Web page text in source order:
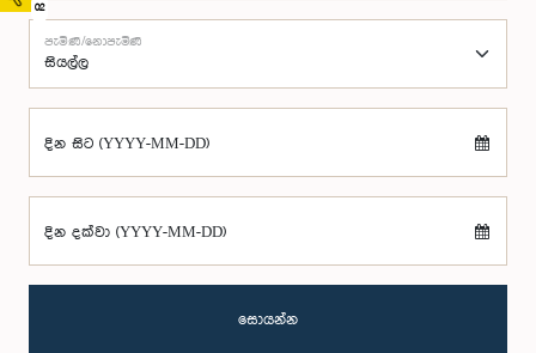
02
පැමිණි/නොපැමිණි
දින සිට (YYYY-MM-DD)
දින දක්වා (YYYY-MM-DD)
සොයන්න